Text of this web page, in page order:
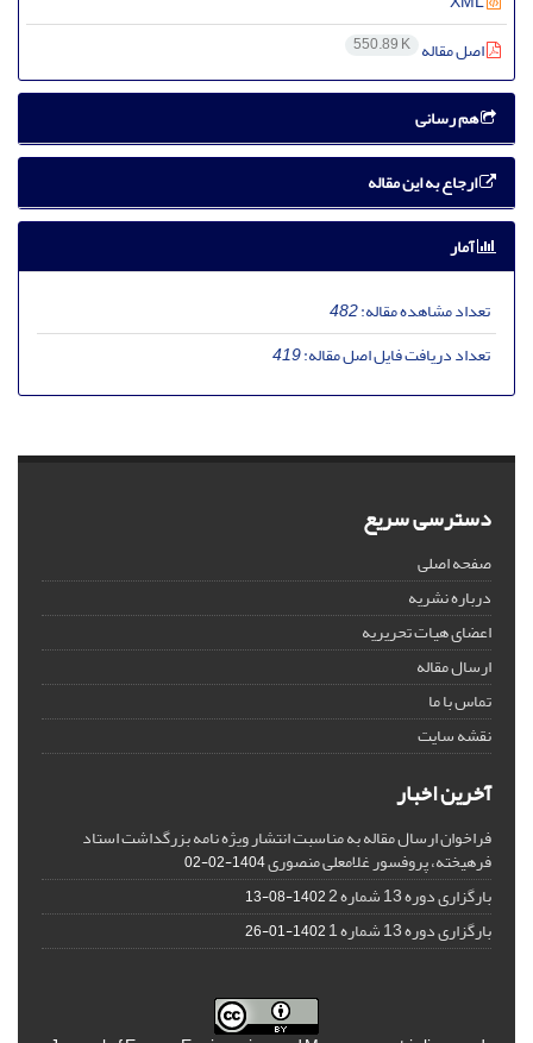
اصل مقاله 550.89 K
هم رسانی
ارجاع به این مقاله
آمار
تعداد مشاهده مقاله:482
تعداد دریافت فایل اصل مقاله:419
دسترسی سریع
صفحه اصلی
درباره نشریه
اعضای هیات تحریریه
ارسال مقاله
تماس با ما
نقشه سایت
آخرین اخبار
فراخوان ارسال مقاله به مناسبت انتشار ویژه نامه بزرگداشت استاد
فرهیخته، پروفسور غلامعلی منصوری1404-02-02
بارگزاری دوره 13 شماره 2 1402-08-13
بارگزاری دوره 13 شماره 1 1402-01-26